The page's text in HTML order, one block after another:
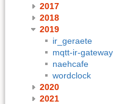
2017
2018
2019
ir_geraete
mqtt-ir-gateway
naehcafe
wordclock
2020
2021